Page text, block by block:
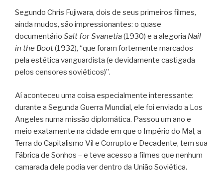
Segundo Chris Fujiwara, dois de seus primeiros filmes,
ainda mudos, são impressionantes: o quase
documentário Salt for Svanetia(1930) e a alegoria Nail
in the Boot(1932), “que foram fortemente marcados
pela estética vanguardista (e devidamente castigada
pelos censores soviéticos)”.
Aí aconteceu uma coisa especialmente interessante:
durante a Segunda Guerra Mundial, ele foi enviado a Los
Angeles numa missão diplomática. Passou um ano e
meio exatamente na cidade em que o Império do Mal, a
Terra do Capitalismo Vil e Corrupto e Decadente, tem sua
Fábrica de Sonhos – e teve acesso a filmes que nenhum
camarada dele podia ver dentro da União Soviética.